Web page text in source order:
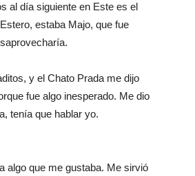
al día siguiente en Este es el
estaba Majo, que fue
y el Chato Prada me dijo
fue algo inesperado. Me dio
tenía que hablar yo.
algo que me gustaba. Me sirvió